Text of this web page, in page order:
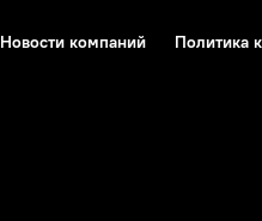
Новости компаний Политика